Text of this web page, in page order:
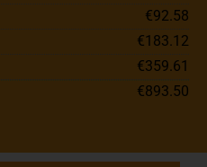
€92.58
€183.12
€359.61
€893.50